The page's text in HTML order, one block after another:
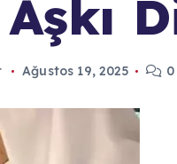
Ağustos 19, 2025